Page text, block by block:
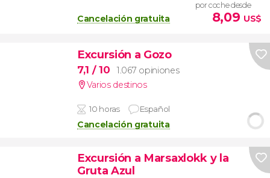
Cancelación gratuita
por coche desde
8,09 US$
Excursión a Gozo
7,1 / 10
1.067 opiniones
Varios destinos
10 horas Español
Cancelación gratuita
Excursión a Marsaxlokk y la
Gruta Azul